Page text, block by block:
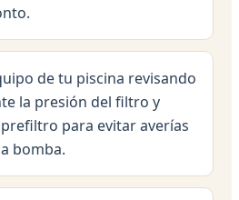
de tu piscina revisando
la presión del filtro y
para evitar averías
bomba.